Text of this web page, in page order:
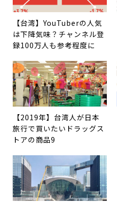
【台湾】YouTuberの人気
は下降気味？チャンネル登
録100万人も参考程度に
【2019年】台湾人が日本
旅行で買いたいドラッグス
トアの商品9